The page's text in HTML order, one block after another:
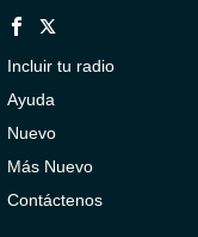
Incluir tu radio
Ayuda
Nuevo
Más Nuevo
Contáctenos